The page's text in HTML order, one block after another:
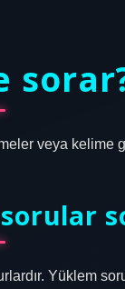
veya kelime
Yüklem